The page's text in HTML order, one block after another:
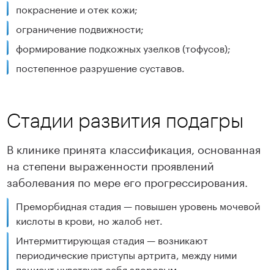
покраснение и отек кожи;
ограничение подвижности;
формирование подкожных узелков (тофусов);
постепенное разрушение суставов.
Стадии развития подагры
В клинике принята классификация, основанная
на степени выраженности проявлений
заболевания по мере его прогрессирования.
Преморбидная стадия — повышен уровень мочевой
кислоты в крови, но жалоб нет.
Интермиттирующая стадия — возникают
периодические приступы артрита, между ними